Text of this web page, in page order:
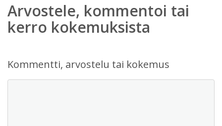
Arvostele, kommentoi tai
kerro kokemuksista
Kommentti, arvostelu tai kokemus